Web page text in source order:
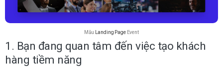
Mẫu Landing PageEvent
1. Bạn đang quan tâm đến việc tạo khách
hàng tiềm năng